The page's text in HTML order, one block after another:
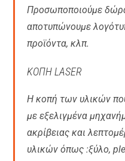
Προσωποποιούμε
αποτυπώνουμε
προϊόντα, κλπ.
ΚΟΠΗ LASER
Η κοπή των υλικών
με εξελιγμένα
ακρίβειας και
υλικών όπως :ξύλο,